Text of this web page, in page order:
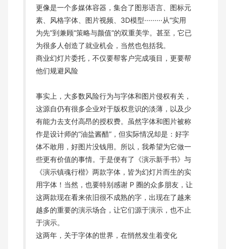
更像是一个多媒体容器，集合了图形语言、图标元
素、风格字体、图片视频、3D模型·········从“实用
为先”到兼顾“策略与颜值”的双重美学。甚至，它已
为很多人创造了就业机会，当然也包括我。
商业幻灯片委托，不仅要帮客户完成项目，更要帮
他们规避风险
事实上，大多数风险行为与字体和图片侵权有关，
这源自仍有很多企业对于版权意识的淡薄，以及少
有能力去支付高昂的授权费。虽然字体和图片被称
作是设计师的“油盐酱醋”，但实际情况却是：好字
体不敢用，好图片没钱用。所以，我希望为它做一
些更有价值的事情。于是便有了《演示新手书》与
《演示镇魂行楷》两款字体，皆为幻灯片而生的实
用字体！当然，也要特别感谢 P 圈的众多朋友，让
这两款现在看来依旧很不成熟的字，出现在了越来
越多的重要的演示场合，让它们源于演示，也不止
于演示。
这两年，关于字体的世界，在悄然发生着变化